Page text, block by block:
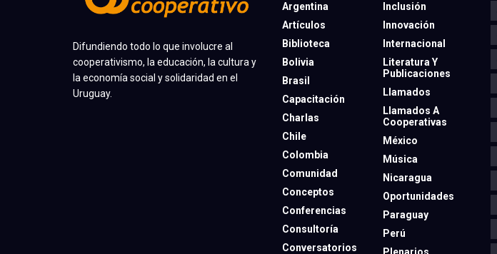
Difundiendo todo lo que involucre al
cooperativismo, la educación, la cultura y
la economía social y solidaridad en el
Uruguay.
Argentina
Artículos
Biblioteca
Bolivia
Brasil
Capacitación
Charlas
Chile
Colombia
Comunidad
Conceptos
Conferencias
Consultoría
Conversatorios
Inclusión
Innovación
Internacional
Literatura Y
Publicaciones
Llamados
Llamados A
Cooperativas
México
Música
Nicaragua
Oportunidades
Paraguay
Perú